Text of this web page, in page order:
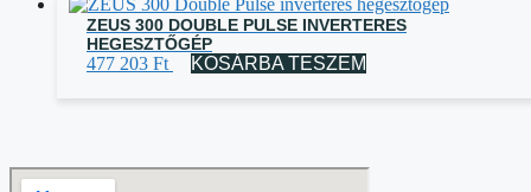
ZEUS 300 DOUBLE PULSE INVERTERES
HEGESZTŐGÉP
477 203 Ft KOSÁRBA TESZEM